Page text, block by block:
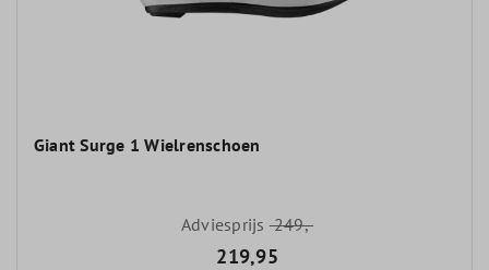
Giant Surge 1 Wielrenschoen
Adviesprijs249,-
219,95